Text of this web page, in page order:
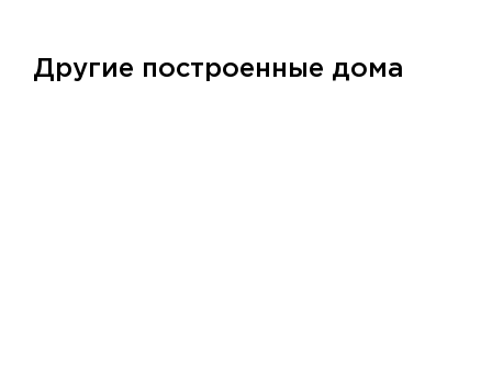
Другие построенные дома